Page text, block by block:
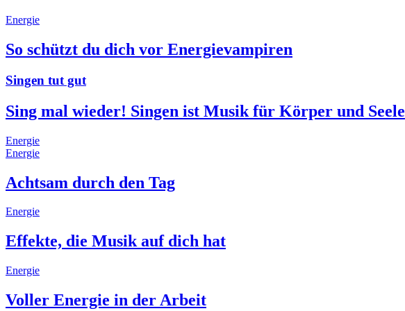
Energie
So schützt du dich vor Energievampiren
Singen tut gut
Sing mal wieder! Singen ist Musik für Körper und Seele
Energie
Energie
Achtsam durch den Tag
Energie
Effekte, die Musik auf dich hat
Energie
Voller Energie in der Arbeit